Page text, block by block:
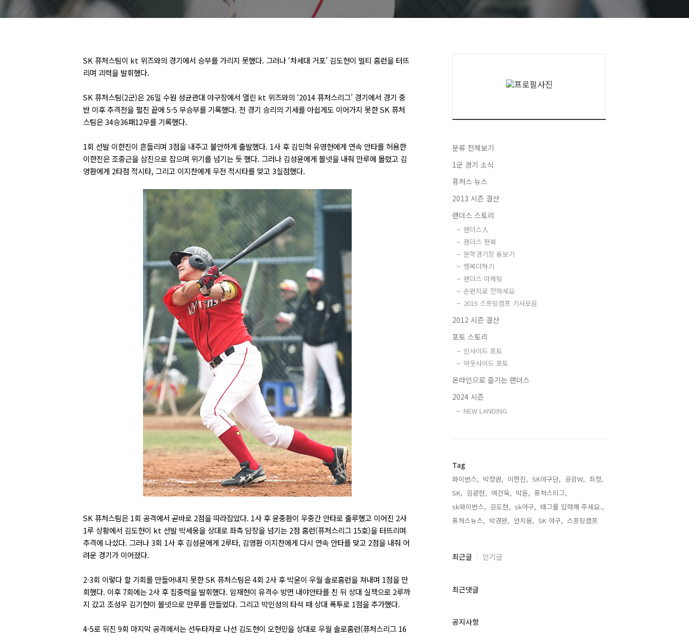
SK 퓨처스팀이 kt 위즈와의 경기에서 승부를 가리지 못했다. 그러나 ‘차세대 거포’ 김도현이 멀티 홈런을 터뜨
리며 괴력을 발휘했다.
SK 퓨처스팀(2군)은 26일 수원 성균관대 야구장에서 열린 kt 위즈와의 ‘2014 퓨처스리그’ 경기에서 경기 중
반 이후 추격전을 펼친 끝에 5-5 무승부를 기록했다. 전 경기 승리의 기세를 아쉽게도 이어가지 못한 SK 퓨처
스팀은 34승36패12무를 기록했다.
1회 선발 이한진이 흔들리며 3점을 내주고 불안하게 출발했다. 1사 후 김민혁 유영현에게 연속 안타를 허용한
이한진은 조중근을 삼진으로 잡으며 위기를 넘기는 듯 했다. 그러나 김성윤에게 볼넷을 내줘 만루에 몰렸고 김
영환에게 2타점 적시타, 그리고 이지찬에게 우전 적시타를 맞고 3실점했다.
SK 퓨처스팀은 1회 공격에서 곧바로 2점을 따라잡았다. 1사 후 윤중환이 우중간 안타로 출루했고 이어진 2사
1루 상황에서 김도현이 kt 선발 박세웅을 상대로 좌측 담장을 넘기는 2점 홈런(퓨처스리그 15호)을 터뜨리며
추격에 나섰다. 그러나 3회 1사 후 김성윤에게 2루타, 김영환 이지찬에게 다시 연속 안타를 맞고 2점을 내줘 어
려운 경기가 이어졌다.
2·3회 이렇다 할 기회를 만들어내지 못한 SK 퓨처스팀은 4회 2사 후 박윤이 우월 솔로홈런을 쳐내며 1점을 만
회했다. 이후 7회에는 2사 후 집중력을 발휘했다. 임재현이 유격수 방면 내야안타를 친 뒤 상대 실책으로 2루까
지 갔고 조성우 김기현이 볼넷으로 만루를 만들었다. 그리고 박인성의 타석 때 상대 폭투로 1점을 추가했다.
4-5로 뒤진 9회 마지막 공격에서는 선두타자로 나선 김도현이 오현민을 상대로 우월 솔로홈런(퓨처스리그 16
분류 전체보기
1군 경기 소식
퓨처스 뉴스
2013 시즌 결산
랜더스 스토리
랜더스人
랜더스 팬북
문학경기장 돋보기
행복더하기
랜더스 마케팅
손편지로 전하세요
2015 스프링캠프 기사모음
2012 시즌 결산
포토 스토리
인사이드 포토
아웃사이드 포토
온라인으로 즐기는 랜더스
2024 시즌
NEW LANDING
Tag
와이번스, 박정권, 이한진, SK야구단, 공감W, 최정,
SK, 김광현, 여건욱, 박윤, 퓨처스리그,
sk와이번스, 김도현, sk야구, 태그를 입력해 주세요.,
퓨처스뉴스, 박경완, 안치용, SK 야구, 스프링캠프,
최
과
글
최근글 인기글
최근댓글
공지사항